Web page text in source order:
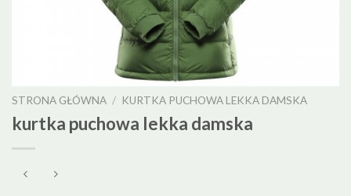
STRONA GŁÓWNA / KURTKA PUCHOWA LEKKA DAMSKA
kurtka puchowa lekka damska